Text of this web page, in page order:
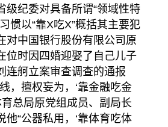
级纪委对具备所谓“领域性特
惯以“靠X吃X”概括其主要犯
对中国银行股份有限公司原
位时因四婚迎娶了自己儿子
连舸立案审查调查的通报
，擅权妄为，‘靠金融吃金
总局原党组成员、副局长
“公器私用，‘靠体育吃体